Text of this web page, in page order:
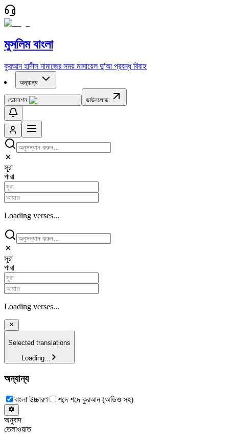
মুসলিম বাংলা
কুরআন হাদীস নামাজের সময় মাসায়েল দু'আ প্রবন্ধ বিবাহ
অন্যান্য
ডোনেশন ডাউনলোড
সূরা
পারা
Loading verses...
সূরা
পারা
Loading verses...
Selected translations
Loading...
অন্যান্য
বাংলা উচ্চারণ শব্দে শব্দে কুরআন (অডিও সহ)
অনুবাদ
তেলাওয়াত